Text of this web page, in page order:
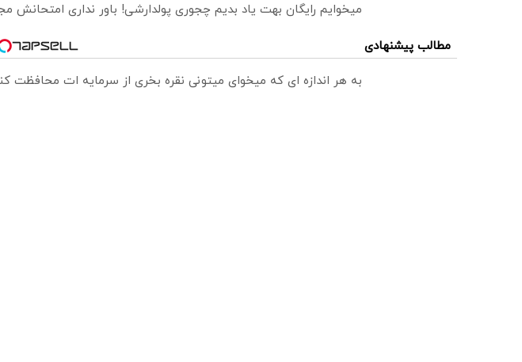
میخوایم رایگان بهت یاد بدیم چجوری پولدارشی! باور نداری امتحانش
مطالب پیشنهادی
به هر اندازه ای که میخوای میتونی نقره بخری از سرمایه ات محافظت